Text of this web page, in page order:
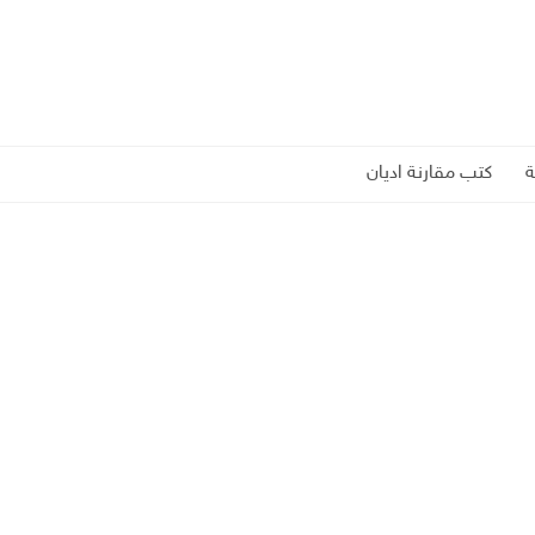
كتب مقارنة اديان